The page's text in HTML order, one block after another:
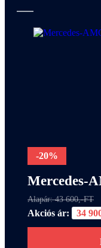
-20%
Mercedes-
Alapár: 43 600,-FT
Akciós ár: 34